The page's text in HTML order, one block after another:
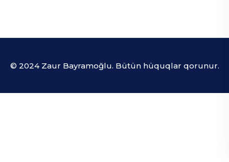
© 2024 Zaur Bayramoğlu. Bütün hüquqlar qorunur.